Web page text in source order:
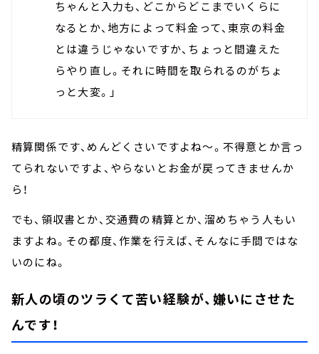
ちゃんと入力も、どこからどこまでいくらに
なるとか、地方によって料金って、東京の料金
とは違うじゃないですか、ちょっと間違えた
らやり直し。それに時間を取られるのがちょ
っと大変。」
精算関係です、めんどくさいですよね～。不得意とか言っ
てられないですよ、やらないとお金が戻ってきませんか
ら！
でも、領収書とか、交通費の精算とか、溜めちゃう人もい
ますよね。その都度、作業を行えば、そんなに手間ではな
いのにね。
新人の頃のツラくて苦い経験が、嫌いにさせた
んです！